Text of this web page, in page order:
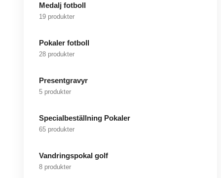
Medalj fotboll
19 produkter
Pokaler fotboll
28 produkter
Presentgravyr
5 produkter
Specialbeställning Pokaler
65 produkter
Vandringspokal golf
8 produkter